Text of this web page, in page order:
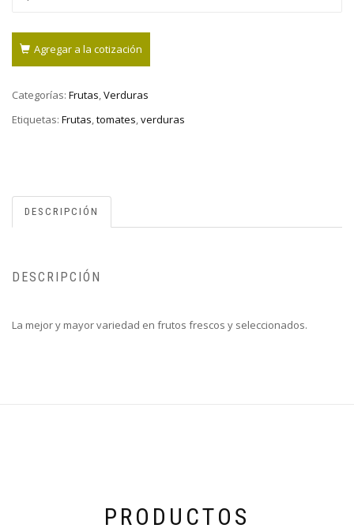
Agregar a la cotización
Categorías: Frutas,Verduras
Etiquetas: Frutas tomates verduras
DESCRIPCIÓN
DESCRIPCIÓN
La mejor y mayor variedad en frutos frescos y seleccionados.
PRODUCTOS